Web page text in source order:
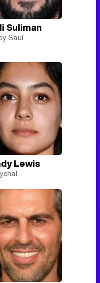
Suliman
Saul
Lewis